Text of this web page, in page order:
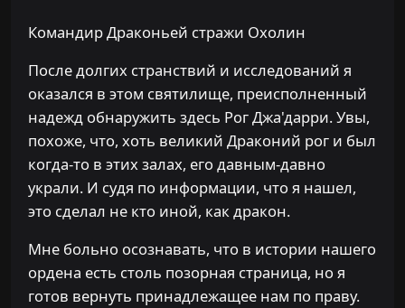
Командир Драконьей стражи Охолин
После долгих странствий и исследований я
оказался в этом святилище, преисполненный
надежд обнаружить здесь Рог Джа'дарри. Увы,
похоже, что, хоть великий Драконий рог и был
когда-то в этих залах, его давным-давно
украли. И судя по информации, что я нашел,
это сделал не кто иной, как дракон.
Мне больно осознавать, что в истории нашего
ордена есть столь позорная страница, но я
готов вернуть принадлежащее нам по праву.